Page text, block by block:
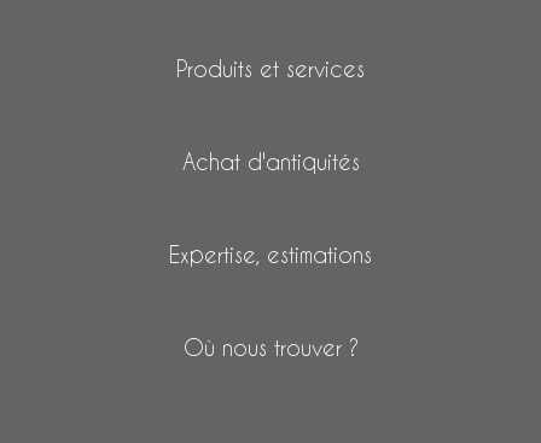
Produits et services
Achat d'antiquités
Expertise, estimations
Où nous trouver ?